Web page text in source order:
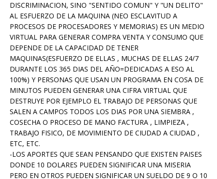
DISCRIMINACION, SINO "SENTIDO COMUN" Y "UN DELITO"
AL ESFUERZO DE LA MAQUINA (NEO ESCLAVITUD A
PROCESOS DE PROCESADORES Y MEMORIAS) ES UN MEDIO
VIRTUAL PARA GENERAR COMPRA VENTA Y CONSUMO QUE
DEPENDE DE LA CAPACIDAD DE TENER
MAQUINAS(ESFUERZO DE ELLAS , MUCHAS DE ELLAS 24/7
DURANTE LOS 365 DIAS DEL AÑO=DEDICADAS A ESO AL
100%) Y PERSONAS QUE USAN UN PROGRAMA EN COSA DE
MINUTOS PUEDEN GENERAR UNA CIFRA VIRTUAL QUE
DESTRUYE POR EJEMPLO EL TRABAJO DE PERSONAS QUE
SALEN A CAMPOS TODOS LOS DIAS POR UNA SIEMBRA ,
COSECHA O PROCESO DE MANO FACTURA , LIMPIEZA ,
TRABAJO FISICO, DE MOVIMIENTO DE CIUDAD A CIUDAD ,
ETC, ETC.
-LOS APORTES QUE SEAN PENSANDO QUE EXISTEN PAISES
DONDE 10 DOLARES PUEDEN SIGNIFICAR UNA MISERIA
PERO EN OTROS PUEDEN SIGNIFICAR UN SUELDO DE 9 O 10